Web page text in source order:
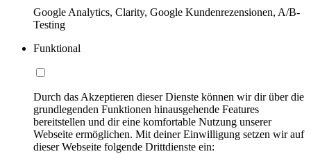
Google Analytics, Clarity, Google Kundenrezensionen, A/B-
Testing
Funktional
Durch das Akzeptieren dieser Dienste können wir dir über die
grundlegenden Funktionen hinausgehende Features
bereitstellen und dir eine komfortable Nutzung unserer
Webseite ermöglichen. Mit deiner Einwilligung setzen wir auf
dieser Webseite folgende Drittdienste ein: